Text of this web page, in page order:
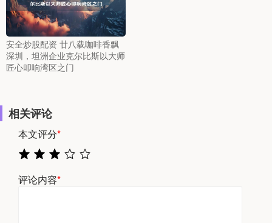
安全炒股配资 廿八载咖啡香飘
深圳，坦洲企业克尔比斯以大师
匠心叩响湾区之门
相关评论
本文评分*
评论内容*